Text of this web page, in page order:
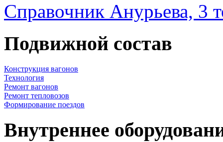
Справочник Анурьева, 3
Подвижной состав
Конструкция вагонов
Технология
Ремонт вагонов
Ремонт тепловозов
Формирование поездов
Внутреннее